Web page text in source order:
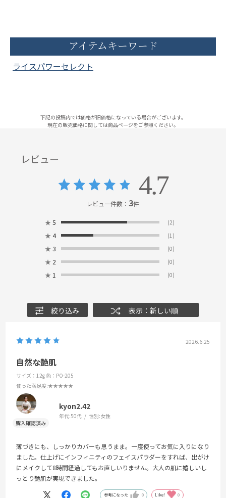
アイテムキーワード
ライスパワーセレクト
下記の投稿内では価格が旧価格になっている場合がございます。
現在の販売価格に関しては商品ページをご参照ください。
レビュー
4.7
レビュー件数：3件
★ 5 (2)
★ 4 (1)
★ 3 (0)
★ 2 (0)
★ 1 (0)
絞り込み 表示：新しい順
2026.6.25
自然な艶肌
サイズ：12g色：PO-205
使った満足度:★★★★★
kyon2.42
年代:50代 性別:女性
薄づきにも、しっかりカバーも思うまま。一度使ってお気に入りになり
ました。仕上げにインフィニティのフェイスパウダーをすれば、出がけ
にメイクして8時間経過してもお直しいりません。大人の肌に嬉しいし
っとり艶肌が実現できました。
参考になった 0 Like! 0